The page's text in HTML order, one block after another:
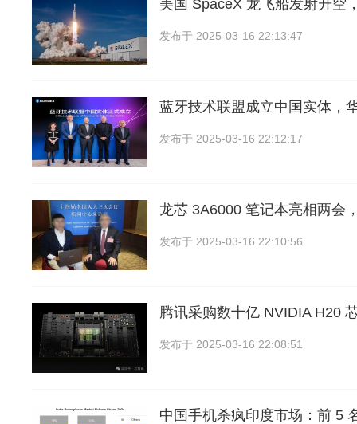
美国 SpaceX 龙飞船发射升空
发布于 2025-03-16 22:13:47
蓝牙技术联盟成立中国实体，
发布于 2025-03-16 22:12:17
龙芯 3A6000 笔记本亮相两会
发布于 2025-03-16 22:10:56
腾讯采购数十亿 NVIDIA H20
发布于 2025-03-16 22:08:51
中国手机杀疯印度市场：前 5